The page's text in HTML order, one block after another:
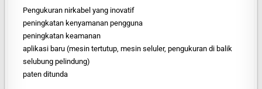
Pengukuran nirkabel yang inovatif
peningkatan kenyamanan pengguna
peningkatan keamanan
aplikasi baru (mesin tertutup, mesin seluler, pengukuran di balik
selubung pelindung)
paten ditunda